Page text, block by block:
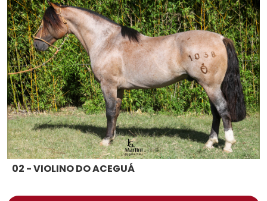
02 - VIOLINO DO ACEGUÁ